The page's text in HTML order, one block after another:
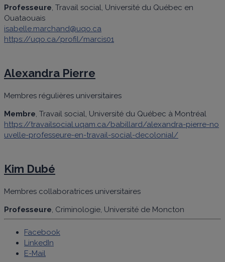
Professeure , Travail social, Université du Québec en
Ouataouais
isabelle.marchand@uqo.ca
https://uqo.ca/profil/marcis01
Alexandra Pierre
Membres régulières universitaires
Membre , Travail social, Université du Québec à Montréal
https://travailsocial.uqam.ca/babillard/alexandra-pierre-no
uvelle-professeure-en-travail-social-decolonial/
Kim Dubé
Membres collaboratrices universitaires
Professeure , Criminologie, Université de Moncton
Facebook
LinkedIn
E-Mail